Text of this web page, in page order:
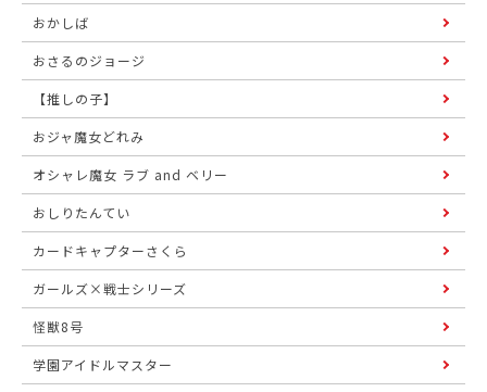
おかしば
おさるのジョージ
【推しの子】
おジャ魔女どれみ
オシャレ魔女 ラブ and ベリー
おしりたんてい
カードキャプターさくら
ガールズ×戦士シリーズ
怪獣8号
学園アイドルマスター